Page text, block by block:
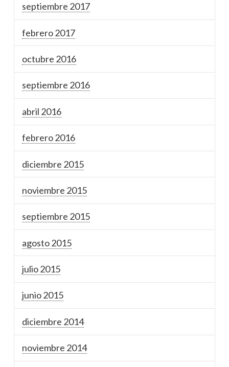
septiembre 2017
febrero 2017
octubre 2016
septiembre 2016
abril 2016
febrero 2016
diciembre 2015
noviembre 2015
septiembre 2015
agosto 2015
julio 2015
junio 2015
diciembre 2014
noviembre 2014